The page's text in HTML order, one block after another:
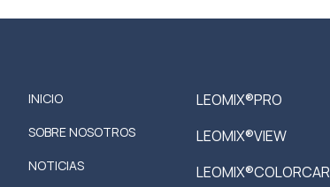
INICIO
SOBRE NOSOTROS
NOTICIAS
LEOMIX®PRO
LEOMIX®VIEW